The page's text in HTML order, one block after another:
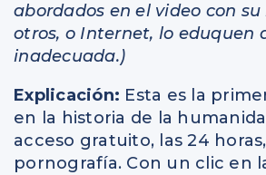
abordados en el video con
otros, o Internet, lo eduquen
inadecuada.)
Explicación: Esta es la
en la historia de la
acceso gratuito, las 24
pornografía. Con un clic en